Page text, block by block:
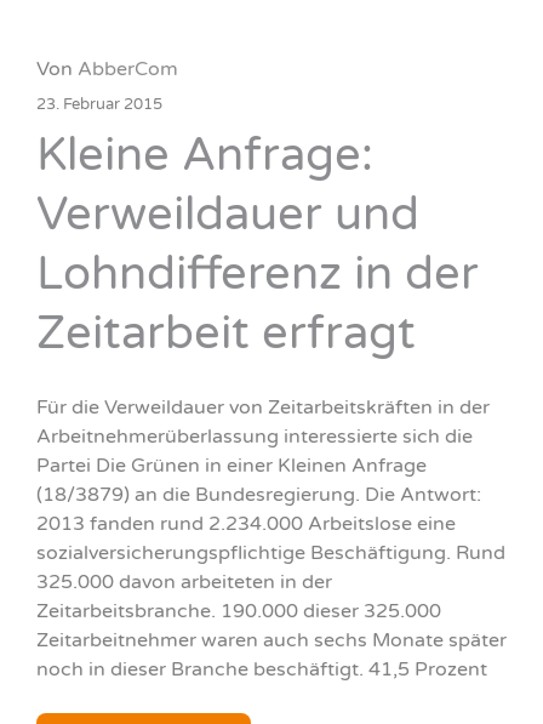
Von AbberCom
23. Februar 2015
Kleine Anfrage:
Verweildauer und
Lohndifferenz in der
Zeitarbeit erfragt
Für die Verweildauer von Zeitarbeitskräften in der
Arbeitnehmerüberlassung interessierte sich die
Partei Die Grünen in einer Kleinen Anfrage
(18/3879) an die Bundesregierung. Die Antwort:
2013 fanden rund 2.234.000 Arbeitslose eine
sozialversicherungspflichtige Beschäftigung. Rund
325.000 davon arbeiteten in der
Zeitarbeitsbranche. 190.000 dieser 325.000
Zeitarbeitnehmer waren auch sechs Monate später
noch in dieser Branche beschäftigt. 41,5 Prozent